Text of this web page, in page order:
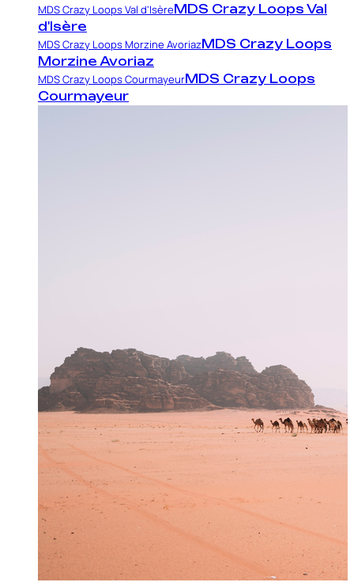
MDS Crazy Loops Val d'IsèreMDS Crazy Loops Val
d'Isère
MDS Crazy Loops Morzine AvoriazMDS Crazy Loops
Morzine Avoriaz
MDS Crazy Loops CourmayeurMDS Crazy Loops
Courmayeur